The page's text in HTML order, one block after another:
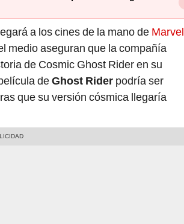
a los cines de la mano de Marvel
medio aseguran que la compañía
de Cosmic Ghost Rider en su
deGhost Rider podría ser
que su versión cósmica llegaría